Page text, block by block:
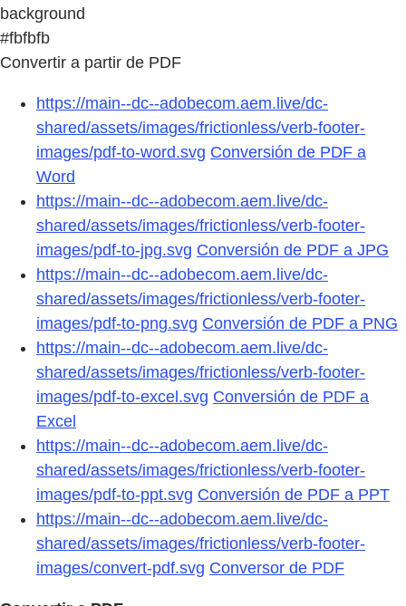
background
#fbfbfb
Convertir a partir de PDF
https://main--dc--adobecom.aem.live/dc-
shared/assets/images/frictionless/verb-footer-
images/pdf-to-word.svg Conversión de PDF a
Word
https://main--dc--adobecom.aem.live/dc-
shared/assets/images/frictionless/verb-footer-
images/pdf-to-jpg.svg Conversión de PDF a JPG
https://main--dc--adobecom.aem.live/dc-
shared/assets/images/frictionless/verb-footer-
images/pdf-to-png.svg Conversión de PDF a PNG
https://main--dc--adobecom.aem.live/dc-
shared/assets/images/frictionless/verb-footer-
images/pdf-to-excel.svg Conversión de PDF a
Excel
https://main--dc--adobecom.aem.live/dc-
shared/assets/images/frictionless/verb-footer-
images/pdf-to-ppt.svg Conversión de PDF a PPT
https://main--dc--adobecom.aem.live/dc-
shared/assets/images/frictionless/verb-footer-
images/convert-pdf.svg Conversor de PDF